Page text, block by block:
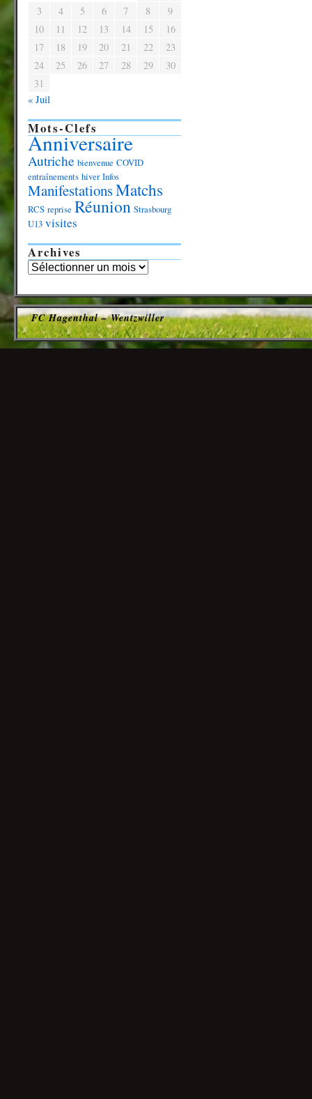
3
4 5 6 7 8
9
10
11 12 13 14 15
16
17
18 19 20 21 22
23
24
25 26 27 28 29
30
31
« Juil
Mots-Clefs
Anniversaire
Autriche bienvenue COVID
entraînements hiver Infos
ManifestationsMatchs
RCS reprise Réunion Strasbourg
U13 visites
Archives
FC Hagenthal – Wentzwiller